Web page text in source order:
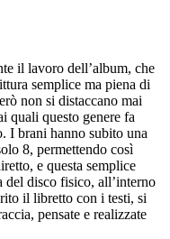
il lavoro dell’album, che
semplice ma piena di
non si distaccano mai
quali questo genere fa
I brani hanno subito una
8, permettendo così
e questa semplice
del disco fisico, all’interno
il libretto con i testi, si
pensate e realizzate